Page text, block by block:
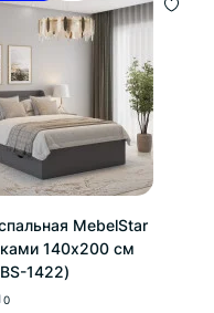
MebelStar
140x200 см
1422)
0